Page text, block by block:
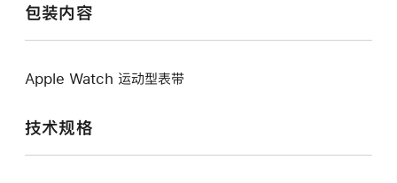
包装内容
Apple Watch 运动型表带
技术规格